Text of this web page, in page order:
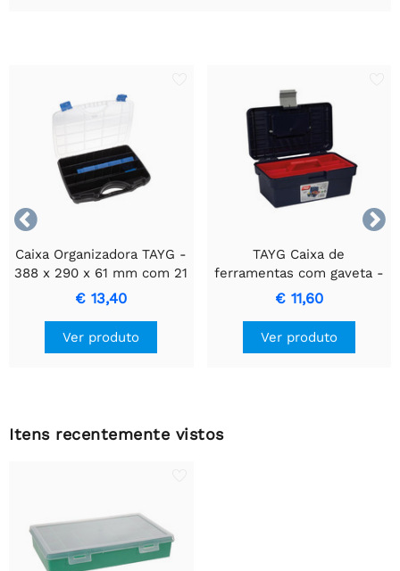


Caixa Organizadora TAYG -
388 x 290 x 61 mm com 21
Compartimentos
Removíveis
€ 13,40
Ver produto
TAYG Caixa de
ferramentas com gaveta -
Solução de
armazenamento compacta
e durável
€ 11,60
Ver produto
Itens recentemente vistos